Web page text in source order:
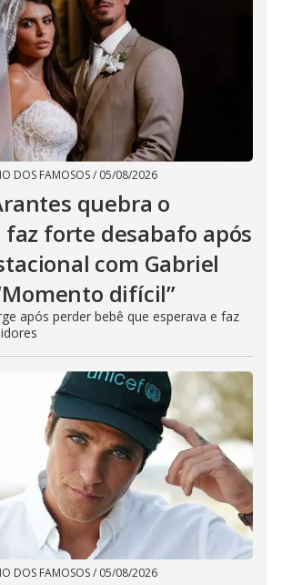
DOS FAMOSOS/ 05/08/2026
quebra o
faz forte desabafo após
com Gabriel
difícil”
após perder bebê que esperava e faz
DOS FAMOSOS/ 05/08/2026